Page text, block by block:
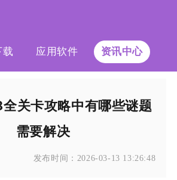
载 应用软件 资讯中心
关卡攻略中有哪些谜题
需要解决
发布时间： 2026-03-13 13:26:48